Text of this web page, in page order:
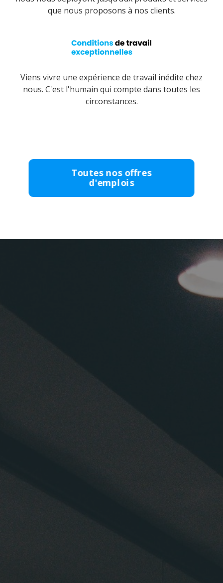
que nous proposons à nos clients.
Viens vivre une expérience de travail inédite chez
nous. C'est l'humain qui compte dans toutes les
circonstances.
Toutes nos offres
d'emplois